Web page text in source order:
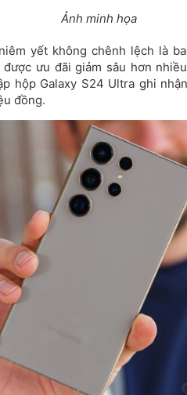
Ảnh minh họa
yết không chênh lệch là
được ưu đãi giảm sâu hơn
hộp Galaxy S24 Ultra ghi
đồng.